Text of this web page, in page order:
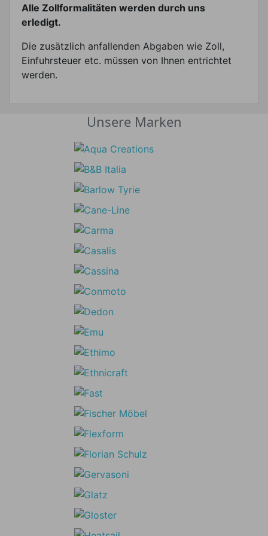
Alle Zollformalitäten werden durch uns
erledigt.
Die zusätzlich anfallenden Abgaben wie Zoll,
Einfuhrsteuer etc. müssen von Ihnen entrichtet
werden.
Unsere Marken